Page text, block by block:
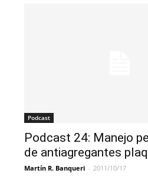
Podcast
Podcast 24: Manejo
de antiagregantes
Martín R. Banqueri - 2011/10/17